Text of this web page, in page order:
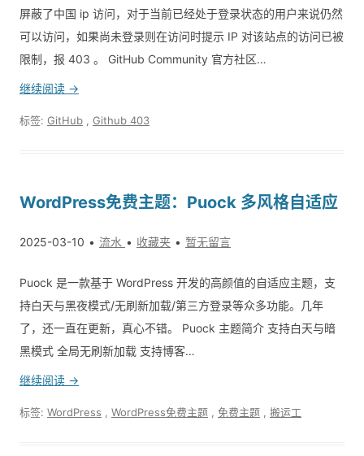
屏蔽了中国 ip 访问，对于当前已经处于登录状态的用户来说仍然
可以访问，如果尚未登录则在访问时提示 IP 对该站点的访问已被
限制，报 403 。 GitHub Community 官方社区…
继续阅读 →
标签: GitHub Github 403
WordPress免费主题：Puock 多风格自适应
2025-03-10 流水 收藏夹 暂无留言
Puock 是一款基于 WordPress 开发的高颜值的自适应主题，支
持白天与黑夜模式/无刷新加载/第三方登录等众多功能。几年
了，还一直在更新，真心不错。 Puock 主题简介 支持白天与暗
黑模式 全局无刷新加载 支持博客…
继续阅读 →
标签: WordPress WordPress免费主题 免费主题 搬运工